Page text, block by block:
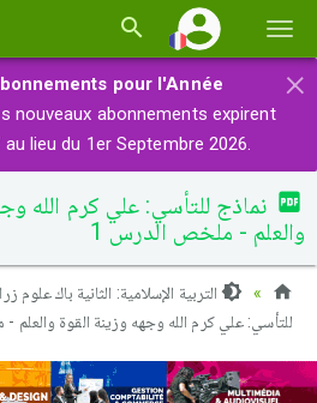
la×
pour l'Année
nouveaux abonnements expirent
lieu du 1er Septembre 2026.
نماذج للتأسي: علي كرم الله
والعلم - ملخص الدرس 1
التربية الإسلامية: الثانية باك علوم
للتأسي: علي كرم الله وجهه وزينة القوة والعلم -